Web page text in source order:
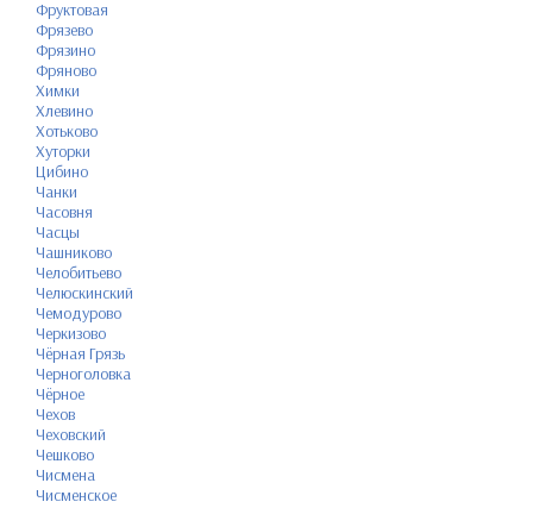
Фруктовая
Фрязево
Фрязино
Фряново
Химки
Хлевино
Хотьково
Хуторки
Цибино
Чанки
Часовня
Часцы
Чашниково
Челобитьево
Челюскинский
Чемодурово
Черкизово
Чёрная Грязь
Черноголовка
Чёрное
Чехов
Чеховский
Чешково
Чисмена
Чисменское